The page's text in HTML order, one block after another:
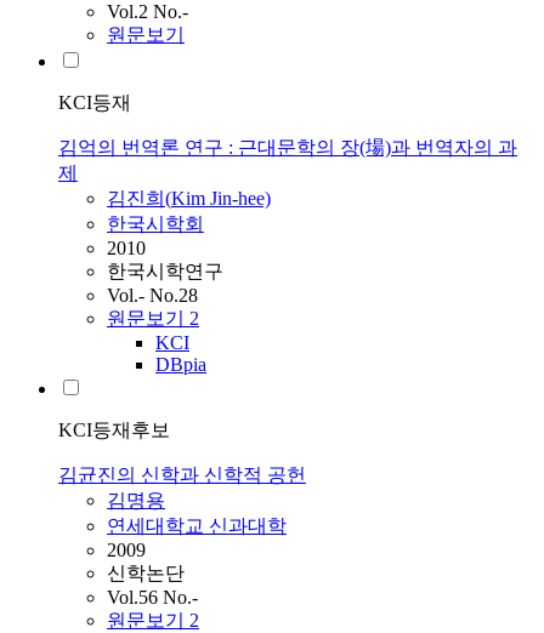
Vol.2 No.-
원문보기
KCI등재
김억의 번역론 연구 : 근대문학의 장(場)과 번역자의 과
제
김진희(Kim Jin-hee)
한국시학회
2010
한국시학연구
Vol.- No.28
원문보기 2
KCI
DBpia
KCI등재후보
김균진의 신학과 신학적 공헌
김명용
연세대학교 신과대학
2009
신학논단
Vol.56 No.-
원문보기 2